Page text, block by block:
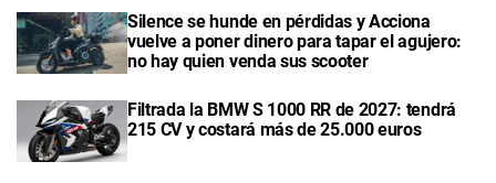
Silence se hunde en pérdidas y Acciona
vuelve a poner dinero para tapar el agujero:
no hay quien venda sus scooter
Filtrada la BMW S 1000 RR de 2027: tendrá
215 CV y costará más de 25.000 euros